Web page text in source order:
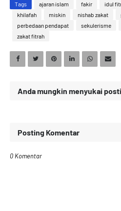
Tags ajaran islam fakir idul
khilafah
miskin nishab zakat
perbedaan pendapat
sekulerisme
zakat fitrah
Anda mungkin menyukai
Posting Komentar
0 Komentar